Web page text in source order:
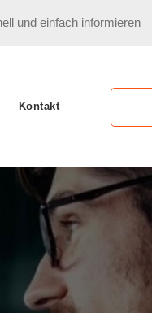
und einfach informieren
Kontakt